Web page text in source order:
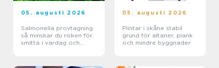
05. augusti 2026
Salmonella provtagning
så minskar du risken för
smitta i vardag och
05. augusti 2026
Plintar i skåne stabil
grund för altaner, plank
och mindre byggnader